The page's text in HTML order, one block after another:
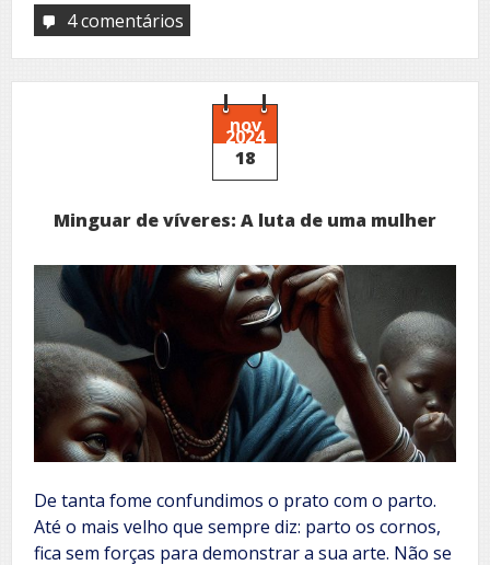
4 comentários
nos
amar
nov
2024
18
Minguar de víveres: A luta de uma mulher
De tanta fome confundimos o prato com o parto.
Até o mais velho que sempre diz: parto os cornos,
fica sem forças para demonstrar a sua arte. Não se